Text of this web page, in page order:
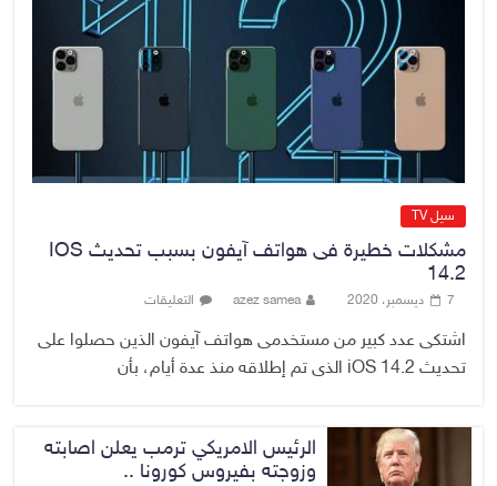
رئيس هيئة النزاهة: لا مظلة تحمي
الفاسدين والمال العام أمانة
No Comment
سيل TV
مشكلات خطيرة فى هواتف آيفون بسبب تحديث IOS
14.2
7 ديسمبر، 2020 azez samea التعليقات
اشتكى عدد كبير من مستخدمى هواتف آيفون الذين حصلوا على
تحديث iOS 14.2 الذى تم إطلاقه منذ عدة أيام، بأن
الرئيس الامريكي ترمب يعلن اصابته
وزوجته بفيروس كورونا ..